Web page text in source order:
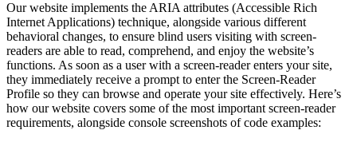
Our website implements the ARIA attributes (Accessible Rich
Internet Applications) technique, alongside various different
behavioral changes, to ensure blind users visiting with screen-
readers are able to read, comprehend, and enjoy the website’s
functions. As soon as a user with a screen-reader enters your site,
they immediately receive a prompt to enter the Screen-Reader
Profile so they can browse and operate your site effectively. Here’s
how our website covers some of the most important screen-reader
requirements, alongside console screenshots of code examples: